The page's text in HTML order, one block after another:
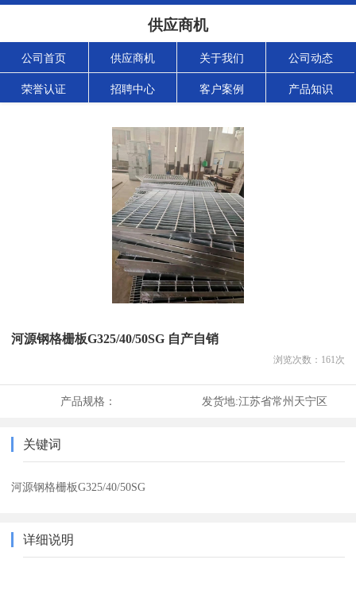
供应商机
公司首页 供应商机 关于我们 公司动态
荣誉认证 招聘中心 客户案例 产品知识
河源钢格栅板G325/40/50SG 自产自销
浏览次数： 161次
产品规格： 发货地:江苏省常州天宁区
关键词
河源钢格栅板G325/40/50SG
详细说明